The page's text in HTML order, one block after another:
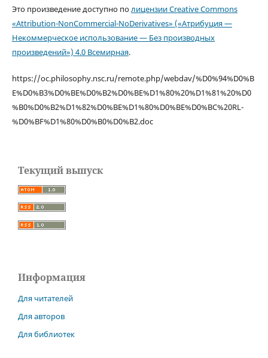
Это произведение доступно по лицензии Creative Commons
«Attribution-NonCommercial-NoDerivatives» («Атрибуция —
Некоммерческое использование — Без производных
произведений») 4.0 Всемирная.
https://oc.philosophy.nsc.ru/remote.php/webdav/%D0%94%D0%B
E%D0%B3%D0%BE%D0%B2%D0%BE%D1%80%20%D1%81%20%D0
%B0%D0%B2%D1%82%D0%BE%D1%80%D0%BE%D0%BC%20RL-
%D0%BF%D1%80%D0%B0%D0%B2.doc
Текущий выпуск
Информация
Для читателей
Для авторов
Для библиотек